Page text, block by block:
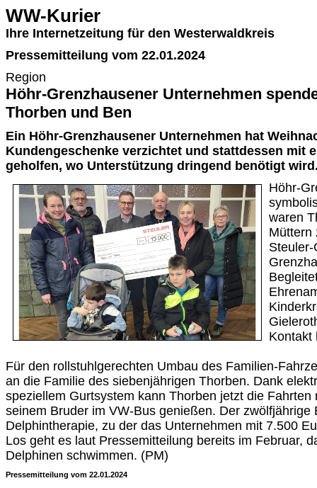
WW-Kurier
Ihre Internetzeitung für den Westerwaldkreis
Pressemitteilung vom 22.01.2024
Region
Höhr-Grenzhausener Unternehmen
Thorben und Ben
Ein Höhr-Grenzhausener Unternehmen hat
Kundengeschenke verzichtet und stattdessen mit
geholfen, wo Unterstützung dringend benötigt
Höhr-
waren
Müttern
Kontakt
Für den rollstuhlgerechten Umbau des Familien-
an die Familie des siebenjährigen Thorben. Dank
speziellem Gurtsystem kann Thorben jetzt die Fahrten
seinem Bruder im VW-Bus genießen. Der zwölfjährige
Delphintherapie, zu der das Unternehmen mit 7.500
Los geht es laut Pressemitteilung bereits im Februar,
Delphinen schwimmen. (PM)
Pressemitteilung vom 22.01.2024